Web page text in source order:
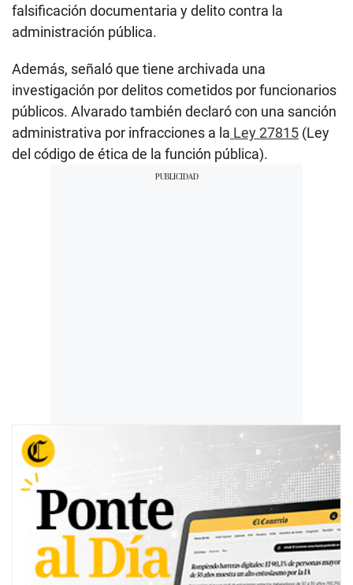
falsificación documentaria y delito contra la
administración pública.
Además, señaló que tiene archivada una
investigación por delitos cometidos por funcionarios
públicos. Alvarado también declaró con una sanción
administrativa por infracciones a la Ley 27815 (Ley
del código de ética de la función pública).